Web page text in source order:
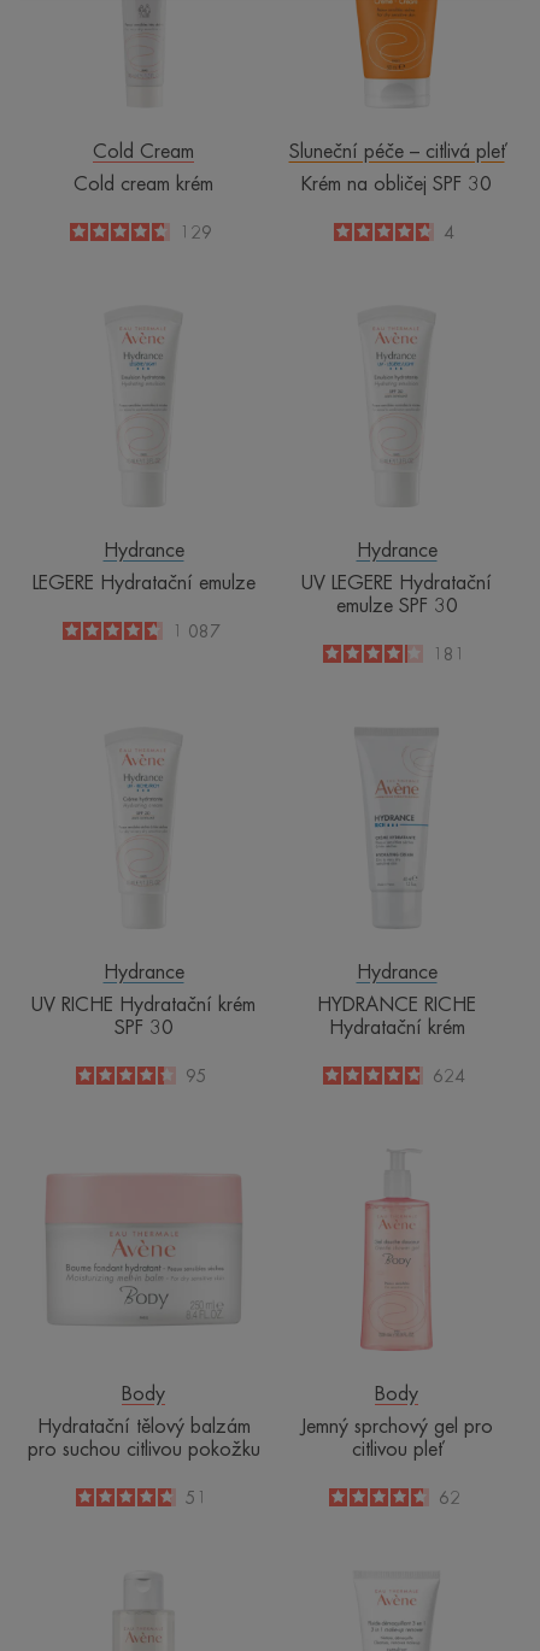
Cold Cream
Cold cream krém
4.6
/5129
30
Sluneční péče – citlivá pleť
Krém na obličej SPF 30
4.8
/
5
4
Hydratační
emulze
Hydrance
LEGERE Hydratační emulze
4.7
/51 087
LEGERE
Hydratační
emulze
SPF
Hydrance
UV LEGERE Hydratační
emulze SPF 30
4.1
/5181
RICHE
Hydratační
krém
SPF
Hydrance
UV RICHE Hydratační krém
SPF 30
4.3
/
5
95
krém
Hydrance
HYDRANCE RICHE
Hydratační krém
4.8
/
5
624
tělový
pro
suchou
citlivou
pokožku
Body
Hydratační tělový balzám
pro suchou citlivou pokožku
4.7
/
5
51
gel
pro
citlivou
pleť
Body
Jemný sprchový gel pro
citlivou pleť
4.7
/
5
62
odličovací
fluid